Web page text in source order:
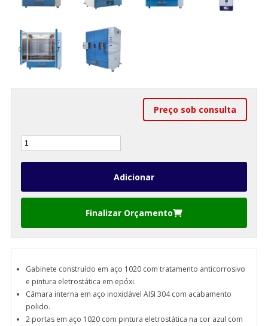
Preço sob consulta
Finalizar Orçamento
Gabinete construído em aço 1020 com tratamento anticorrosivo
e pintura eletrostática em epóxi.
Câmara interna em aço inoxidável AISI 304 com acabamento
polido.
2 portas em aço 1020 com pintura eletrostática na cor azul com